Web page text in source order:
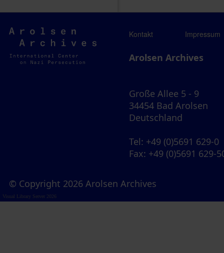
Arolsen
Archives
Kontakt Impressum
Arolsen Archives
Große Allee 5 - 9
34454 Bad Arolsen
Deutschland
Tel: +49 (0)5691 629-0
Fax: +49 (0)5691 629-
© Copyright 2026 Arolsen Archives
Visual Library Server 2026